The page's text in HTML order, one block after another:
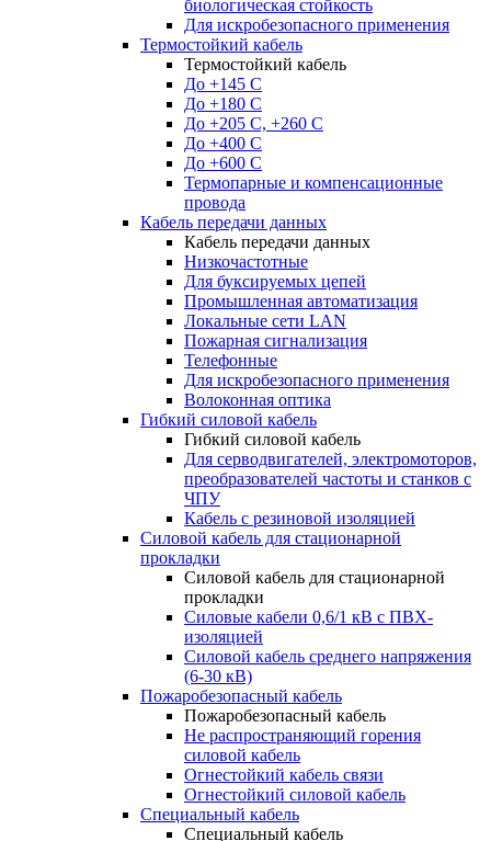
биологическая стойкость
Для искробезопасного применения
Термостойкий кабель
Термостойкий кабель
До +145 С
До +180 C
До +205 С, +260 С
До +400 C
До +600 С
Термопарные и компенсационные
провода
Кабель передачи данных
Кабель передачи данных
Низкочастотные
Для буксируемых цепей
Промышленная автоматизация
Локальные сети LAN
Пожарная сигнализация
Телефонные
Для искробезопасного применения
Волоконная оптика
Гибкий силовой кабель
Гибкий силовой кабель
Для серводвигателей, электромоторов,
преобразователей частоты и станков с
ЧПУ
Кабель с резиновой изоляцией
Силовой кабель для стационарной
прокладки
Силовой кабель для стационарной
прокладки
Силовые кабели 0,6/1 кВ с ПВХ-
изоляцией
Силовой кабель среднего напряжения
(6-30 кВ)
Пожаробезопасный кабель
Пожаробезопасный кабель
Не распространяющий горения
силовой кабель
Огнестойкий кабель связи
Огнестойкий силовой кабель
Специальный кабель
Специальный кабель